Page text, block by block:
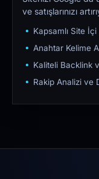
ve satışlarınızı
Kapsamlı Site
Anahtar Kelime
Kaliteli Backlink
Rakip Analizi ve